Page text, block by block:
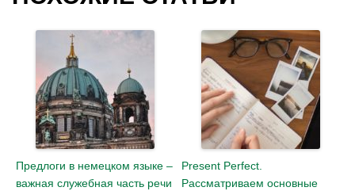
Предлоги в немецком языке –
важная служебная часть речи
Present Perfect.
Рассматриваем основные